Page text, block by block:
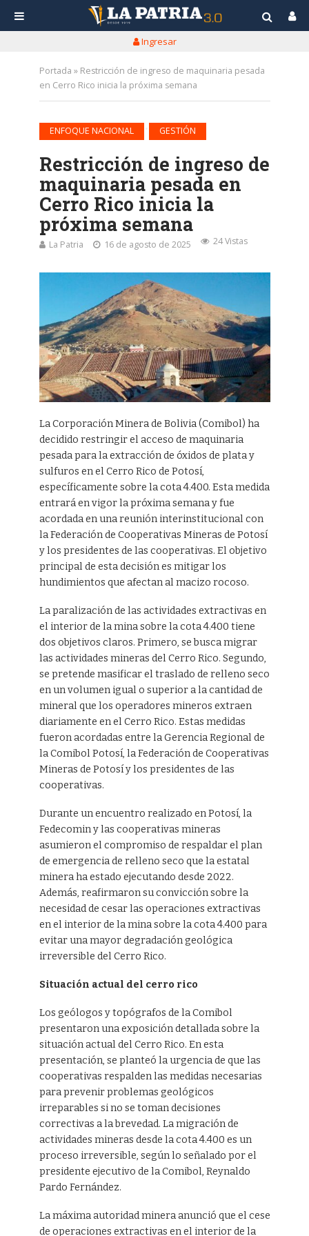
Ingresar
Portada » Restricción de ingreso de maquinaria pesada
en Cerro Rico inicia la próxima semana
ENFOQUE NACIONAL GESTIÓN
Restricción de ingreso de
maquinaria pesada en
Cerro Rico inicia la
próxima semana
La Patria 16 de agosto de 2025 24 Vistas
La Corporación Minera de Bolivia (Comibol) ha
decidido restringir el acceso de maquinaria
pesada para la extracción de óxidos de plata y
sulfuros en el Cerro Rico de Potosí,
específicamente sobre la cota 4.400. Esta medida
entrará en vigor la próxima semana y fue
acordada en una reunión interinstitucional con
la Federación de Cooperativas Mineras de Potosí
y los presidentes de las cooperativas. El objetivo
principal de esta decisión es mitigar los
hundimientos que afectan al macizo rocoso.
La paralización de las actividades extractivas en
el interior de la mina sobre la cota 4.400 tiene
dos objetivos claros. Primero, se busca migrar
las actividades mineras del Cerro Rico. Segundo,
se pretende masificar el traslado de relleno seco
en un volumen igual o superior a la cantidad de
mineral que los operadores mineros extraen
diariamente en el Cerro Rico. Estas medidas
fueron acordadas entre la Gerencia Regional de
la Comibol Potosí, la Federación de Cooperativas
Mineras de Potosí y los presidentes de las
cooperativas.
Durante un encuentro realizado en Potosí, la
Fedecomin y las cooperativas mineras
asumieron el compromiso de respaldar el plan
de emergencia de relleno seco que la estatal
minera ha estado ejecutando desde 2022.
Además, reafirmaron su convicción sobre la
necesidad de cesar las operaciones extractivas
en el interior de la mina sobre la cota 4.400 para
evitar una mayor degradación geológica
irreversible del Cerro Rico.
Situación actual del cerro rico
Los geólogos y topógrafos de la Comibol
presentaron una exposición detallada sobre la
situación actual del Cerro Rico. En esta
presentación, se planteó la urgencia de que las
cooperativas respalden las medidas necesarias
para prevenir problemas geológicos
irreparables si no se toman decisiones
correctivas a la brevedad. La migración de
actividades mineras desde la cota 4.400 es un
proceso irreversible, según lo señalado por el
presidente ejecutivo de la Comibol, Reynaldo
Pardo Fernández.
La máxima autoridad minera anunció que el cese
de operaciones extractivas en el interior de la